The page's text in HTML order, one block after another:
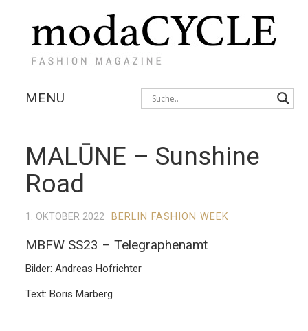
MENU
AUSSTELLUNGEN
INTERVIEWS
MALŪNE – Sunshine
Road
1. OKTOBER 2022 BERLIN FASHION WEEK
MBFW SS23 – Telegraphenamt
Bilder: Andreas Hofrichter
Text: Boris Marberg